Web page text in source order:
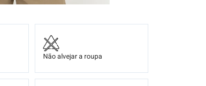
Não alvejar a roupa